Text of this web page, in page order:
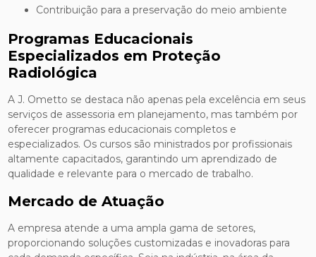
Contribuição para a preservação do meio ambiente
Programas Educacionais
Especializados em Proteção
Radiológica
A J. Ometto se destaca não apenas pela excelência em seus
serviços de assessoria em planejamento, mas também por
oferecer programas educacionais completos e
especializados. Os cursos são ministrados por profissionais
altamente capacitados, garantindo um aprendizado de
qualidade e relevante para o mercado de trabalho.
Mercado de Atuação
A empresa atende a uma ampla gama de setores,
proporcionando soluções customizadas e inovadoras para